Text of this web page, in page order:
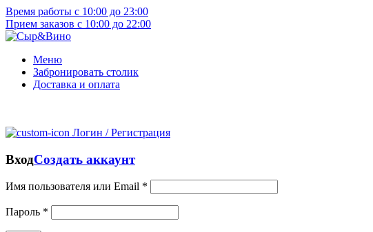
Время работы с 10:00 до 23:00
Прием заказов с 10:00 до 22:00
Меню
Забронировать столик
Доставка и оплата
Логин / Регистрация
ВходСоздать аккаунт
Имя пользователя или Email *
Пароль *